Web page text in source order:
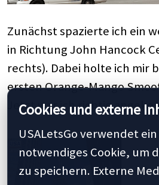
Zunächst spazierte ich ein
in Richtung John Hancock
rechts). Dabei holte ich mir
ersten Orange-Mango
Jetzt war ich richtig
Cookies und externe
USALetsGo verwendet
notwendiges Cookie, um
zu speichern. Externe